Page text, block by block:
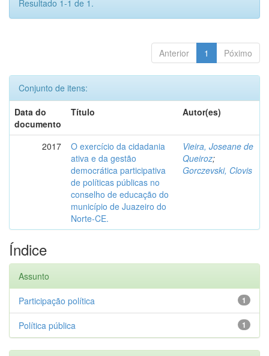
Resultado 1-1 de 1.
Anterior 1 Póximo
Conjunto de itens:
Data do
documento
Título Autor(es)
2017
O exercício da cidadania
ativa e da gestão
democrática participativa
de políticas públicas no
conselho de educação do
município de Juazeiro do
Norte-CE.
Vieira, Joseane de
Queiroz;
Gorczevski, Clovis
Índice
Assunto
1
Participação política
1
Política pública